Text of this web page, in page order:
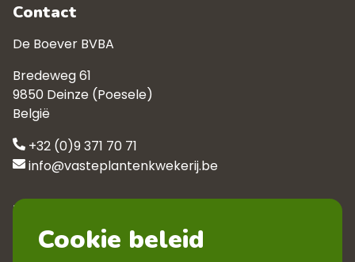
Contact
De Boever BVBA
Bredeweg 61
9850 Deinze (Poesele)
België
+32 (0)9 371 70 71
info@vasteplantenkwekerij.be
Klantenservice
Contact
Cookie beleid